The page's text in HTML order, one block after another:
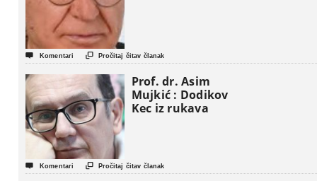
 Komentari  Pročitaj čitav članak
Prof. dr. Asim
Mujkić : Dodikov
Kec iz rukava
 Komentari  Pročitaj čitav članak